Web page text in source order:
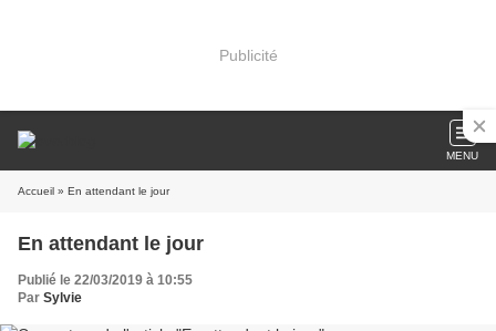
Publicité
MENU
Accueil » En attendant le jour
En attendant le jour
Publié le 22/03/2019 à 10:55
Par Sylvie